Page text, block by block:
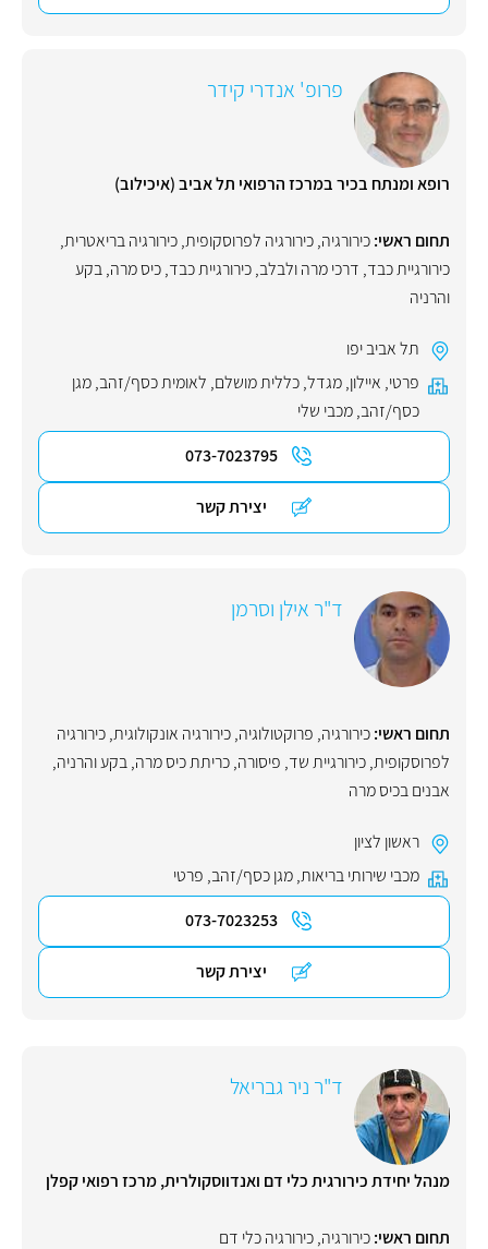
פרופ' אנדרי קידר
רופא ומנתח בכיר במרכז הרפואי תל אביב (איכילוב)
תחום ראשי:כירורגיה,כירורגיה לפרוסקופית,כירורגיה בריאטרית,
כירורגיית כבד, דרכי מרה ולבלב,כירורגיית כבד,כיס מרה,בקע
והרניה
תל אביב יפו
פרטי, איילון,מגדל,כללית מושלם, לאומית כסף/זהב,מגן
כסף/זהב,מכבי שלי
073-7023795
יצירת קשר
ד"ר אילן וסרמן
תחום ראשי:כירורגיה, פרוקטולוגיה,כירורגיה אונקולוגית,כירורגיה
לפרוסקופית,כירורגיית שד, פיסורה,כריתת כיס מרה,בקע והרניה,
אבנים בכיס מרה
ראשון לציון
מכבי שירותי בריאות,מגן כסף/זהב, פרטי
073-7023253
יצירת קשר
ד"ר ניר גבריאל
מנהל יחידת כירורגית כלי דם ואנדווסקולרית, מרכז רפואי קפלן
תחום ראשי:כירורגיה,כירורגיה כלי דם